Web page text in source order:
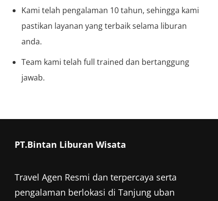
Kami telah pengalaman 10 tahun, sehingga kami
pastikan layanan yang terbaik selama liburan
anda.
Team kami telah full trained dan bertanggung
jawab.
PT.Bintan Liburan Wisata
Travel Agen Resmi dan terpercaya serta
pengalaman berlokasi di Tanjung uban